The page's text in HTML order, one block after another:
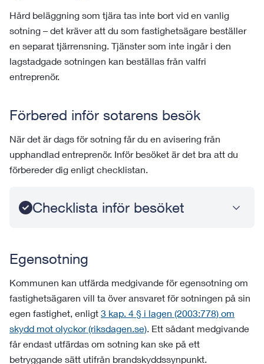
Hård beläggning som tjära tas inte bort vid en vanlig
sotning – det kräver att du som fastighetsägare beställer
en separat tjärrensning. Tjänster som inte ingår i den
lagstadgade sotningen kan beställas från valfri
entreprenör.
Förbered inför sotarens besök
När det är dags för sotning får du en avisering från
upphandlad entreprenör. Inför besöket är det bra att du
förbereder dig enligt checklistan.
Checklista inför besöket
Egensotning
Kommunen kan utfärda medgivande för egensotning om
fastighetsägaren vill ta över ansvaret för sotningen på sin
egen fastighet, enligt 3 kap. 4 § i lagen (2003:778) om
skydd mot olyckor (riksdagen.se). Ett sådant medgivande
får endast utfärdas om sotning kan ske på ett
betryggande sätt utifrån brandskyddssynpunkt.